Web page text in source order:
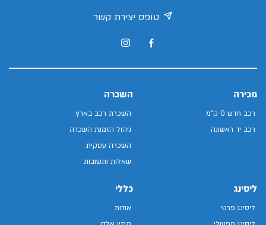
טופס יצירת קשר
מכירה
רכב חדש 0 ק"מ
רכב יד ראשונה
השכרה
השכרת רכב בארץ
ניהול הזמנת השכרה
השכרה עסקית
שאלות ותשובות
ליסינג
ליסינג פרטי
כללי
אודות